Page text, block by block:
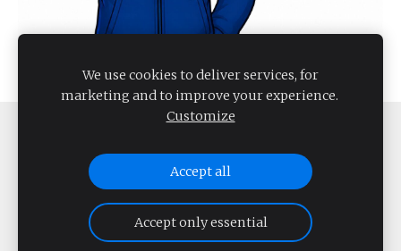
NIEUWS IN ALPHEN 2026
We use cookies to deliver services, for
marketing and to improve your experience.
Customize
Accept all
Accept only essential